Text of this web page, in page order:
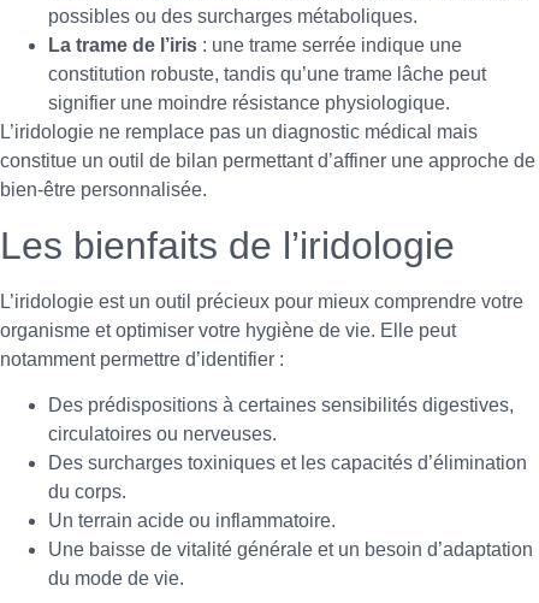
possibles ou des surcharges métaboliques.
La trame de l’iris : une trame serrée indique une
constitution robuste, tandis qu’une trame lâche peut
signifier une moindre résistance physiologique.
L’iridologie ne remplace pas un diagnostic médical mais
constitue un outil de bilan permettant d’affiner une approche de
bien-être personnalisée.
Les bienfaits de l’iridologie
L’iridologie est un outil précieux pour mieux comprendre votre
organisme et optimiser votre hygiène de vie. Elle peut
notamment permettre d’identifier :
Des prédispositions à certaines sensibilités digestives,
circulatoires ou nerveuses.
Des surcharges toxiniques et les capacités d’élimination
du corps.
Un terrain acide ou inflammatoire.
Une baisse de vitalité générale et un besoin d’adaptation
du mode de vie.